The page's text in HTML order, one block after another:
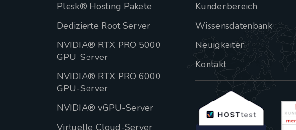
Plesk® Hosting Pakete
Dedizierte Root Server
NVIDIA® RTX PRO 5000
GPU-Server
NVIDIA® RTX PRO 6000
GPU-Server
NVIDIA® vGPU-Server
Virtuelle Cloud-Server
Kundenbereich
Wissensdatenbank
Neuigkeiten
Kontakt